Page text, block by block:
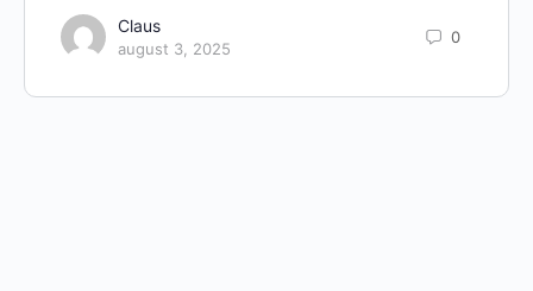
Claus
august 3, 2025
0